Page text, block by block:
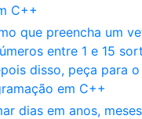
C++
que preencha um
entre 1 e 15
disso, peça para
em C++
dias em anos,